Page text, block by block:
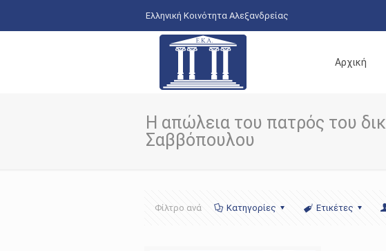
Ελληνική Κοινότητα Αλεξανδρείας
Αρχική
Η απώλεια του πατρός του
Σαββόπουλου
Φίλτρο ανά Κατηγορίες Ετικέτες